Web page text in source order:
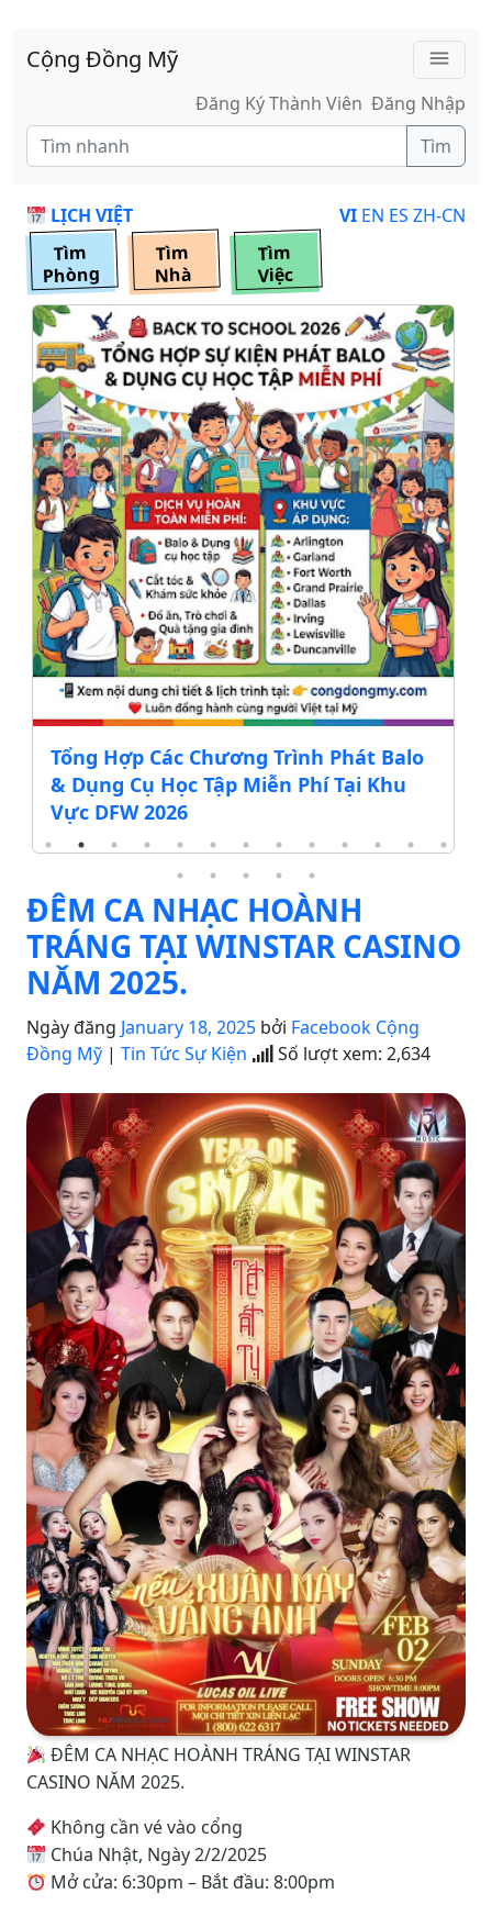
Cộng Đồng Mỹ
menu
Đăng Ký Thành Viên Đăng Nhập
Tìm
LỊCH VIỆT VI EN ES ZH-CN
Tìm
Phòng
Tìm
Nhà
Tìm
Việc
Tổng Hợp Các Chương Trình Phát Balo
& Dụng Cụ Học Tập Miễn Phí Tại Khu
Vực DFW 2026
ĐÊM CA NHẠC HOÀNH
TRÁNG TẠI WINSTAR CASINO
NǍM 2025.
Ngày đăng January 18, 2025 bởi Facebook Cộng
Đồng Mỹ | Tin Tức Sự Kiện Số lượt xem: 2,634
ĐÊM CA NHẠC HOÀNH TRÁNG TẠI WINSTAR
CASINO NǍM 2025.
Không cần vé vào cổng
Chúa Nhật, Ngày 2/2/2025
Mở cửa: 6:30pm – Bắt đầu: 8:00pm